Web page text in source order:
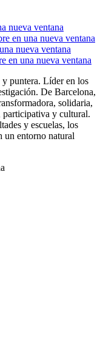
nueva ventana
en una nueva ventana
nueva ventana
en una nueva ventana
puntera. Líder en los
De Barcelona,
solidaria,
participativa y cultural.
y escuelas, los
un entorno natural